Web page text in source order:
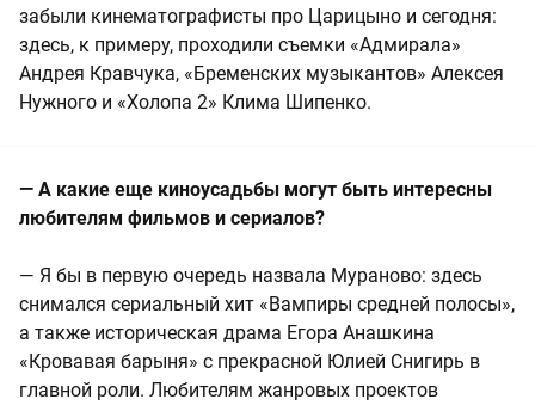
забыли кинематографисты про Царицыно и сегодня:
здесь, к примеру, проходили съемки «Адмирала»
Андрея Кравчука, «Бременских музыкантов» Алексея
Нужного и «Холопа 2» Клима Шипенко.
— А какие еще киноусадьбы могут быть интересны
любителям фильмов и сериалов?
— Я бы в первую очередь назвала Мураново: здесь
снимался сериальный хит «Вампиры средней полосы»,
а также историческая драма Егора Анашкина
«Кровавая барыня» с прекрасной Юлией Снигирь в
главной роли. Любителям жанровых проектов